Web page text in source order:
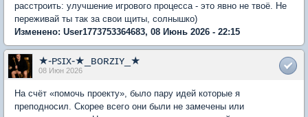
расстроить: улучшение игрового процесса - это явно не твоё. Не
переживай ты так за свои щиты, солнышко)
Изменено: User1773753364683, 08 Июнь 2026 - 22:15
★-ᴘꜱɪx-★_ʙᴏʀᴢɪʏ_★
08 Июн 2026
На счёт «помочь проекту», было пару идей которые я
преподносил. Скорее всего они были не замечены или